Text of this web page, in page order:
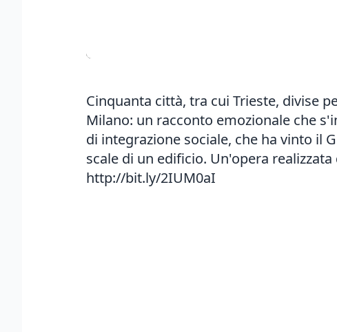
Cinquanta città, tra cui Trieste, divise
Milano: un racconto emozionale che
di integrazione sociale, che ha vinto il
scale di un edificio. Un'opera
http://bit.ly/2IUM0aI